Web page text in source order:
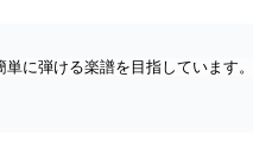
に弾ける楽譜を目指しています